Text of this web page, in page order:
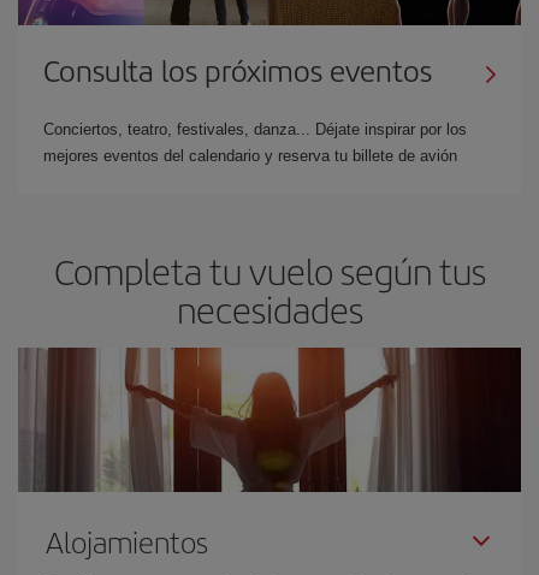
Consulta los próximos eventos
Conciertos, teatro, festivales, danza... Déjate inspirar por los
mejores eventos del calendario y reserva tu billete de avión
Completa tu vuelo según tus
necesidades
Alojamientos